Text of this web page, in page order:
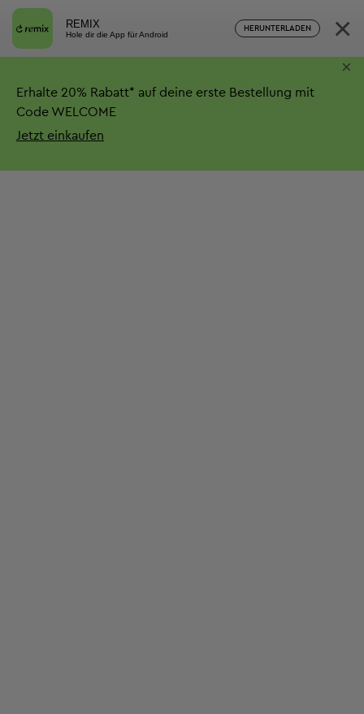
REMIX
Hole dir die App für Android
HERUNTERLADEN ×
Erhalte 20% Rabatt* auf deine erste Bestellung mit
Code WELCOME
Jetzt einkaufen
×